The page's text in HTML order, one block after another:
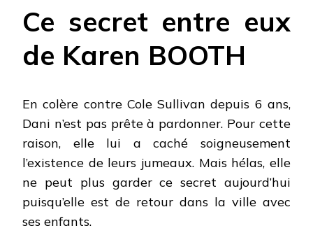
Ce secret entre eux
de Karen BOOTH
En colère contre Cole Sullivan depuis 6 ans,
Dani n’est pas prête à pardonner. Pour cette
raison, elle lui a caché soigneusement
l’existence de leurs jumeaux. Mais hélas, elle
ne peut plus garder ce secret aujourd’hui
puisqu’elle est de retour dans la ville avec
ses enfants.